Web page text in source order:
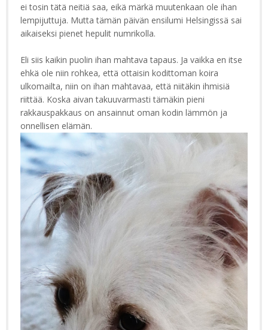
ei tosin tätä neitiä saa, eikä märkä muutenkaan ole ihan
lempijuttuja. Mutta tämän päivän ensilumi Helsingissä sai
aikaiseksi pienet hepulit numrikolla.
Eli siis kaikin puolin ihan mahtava tapaus. Ja vaikka en itse
ehkä ole niin rohkea, että ottaisin kodittoman koira
ulkomailta, niin on ihan mahtavaa, että niitäkin ihmisiä
riittää. Koska aivan takuuvarmasti tämäkin pieni
rakkauspakkaus on ansainnut oman kodin lämmön ja
onnellisen elämän.